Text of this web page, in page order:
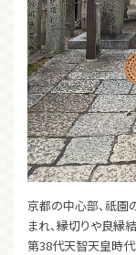
京都の中心部、祇園
まれ、縁切りや良縁
第38代天智天皇時